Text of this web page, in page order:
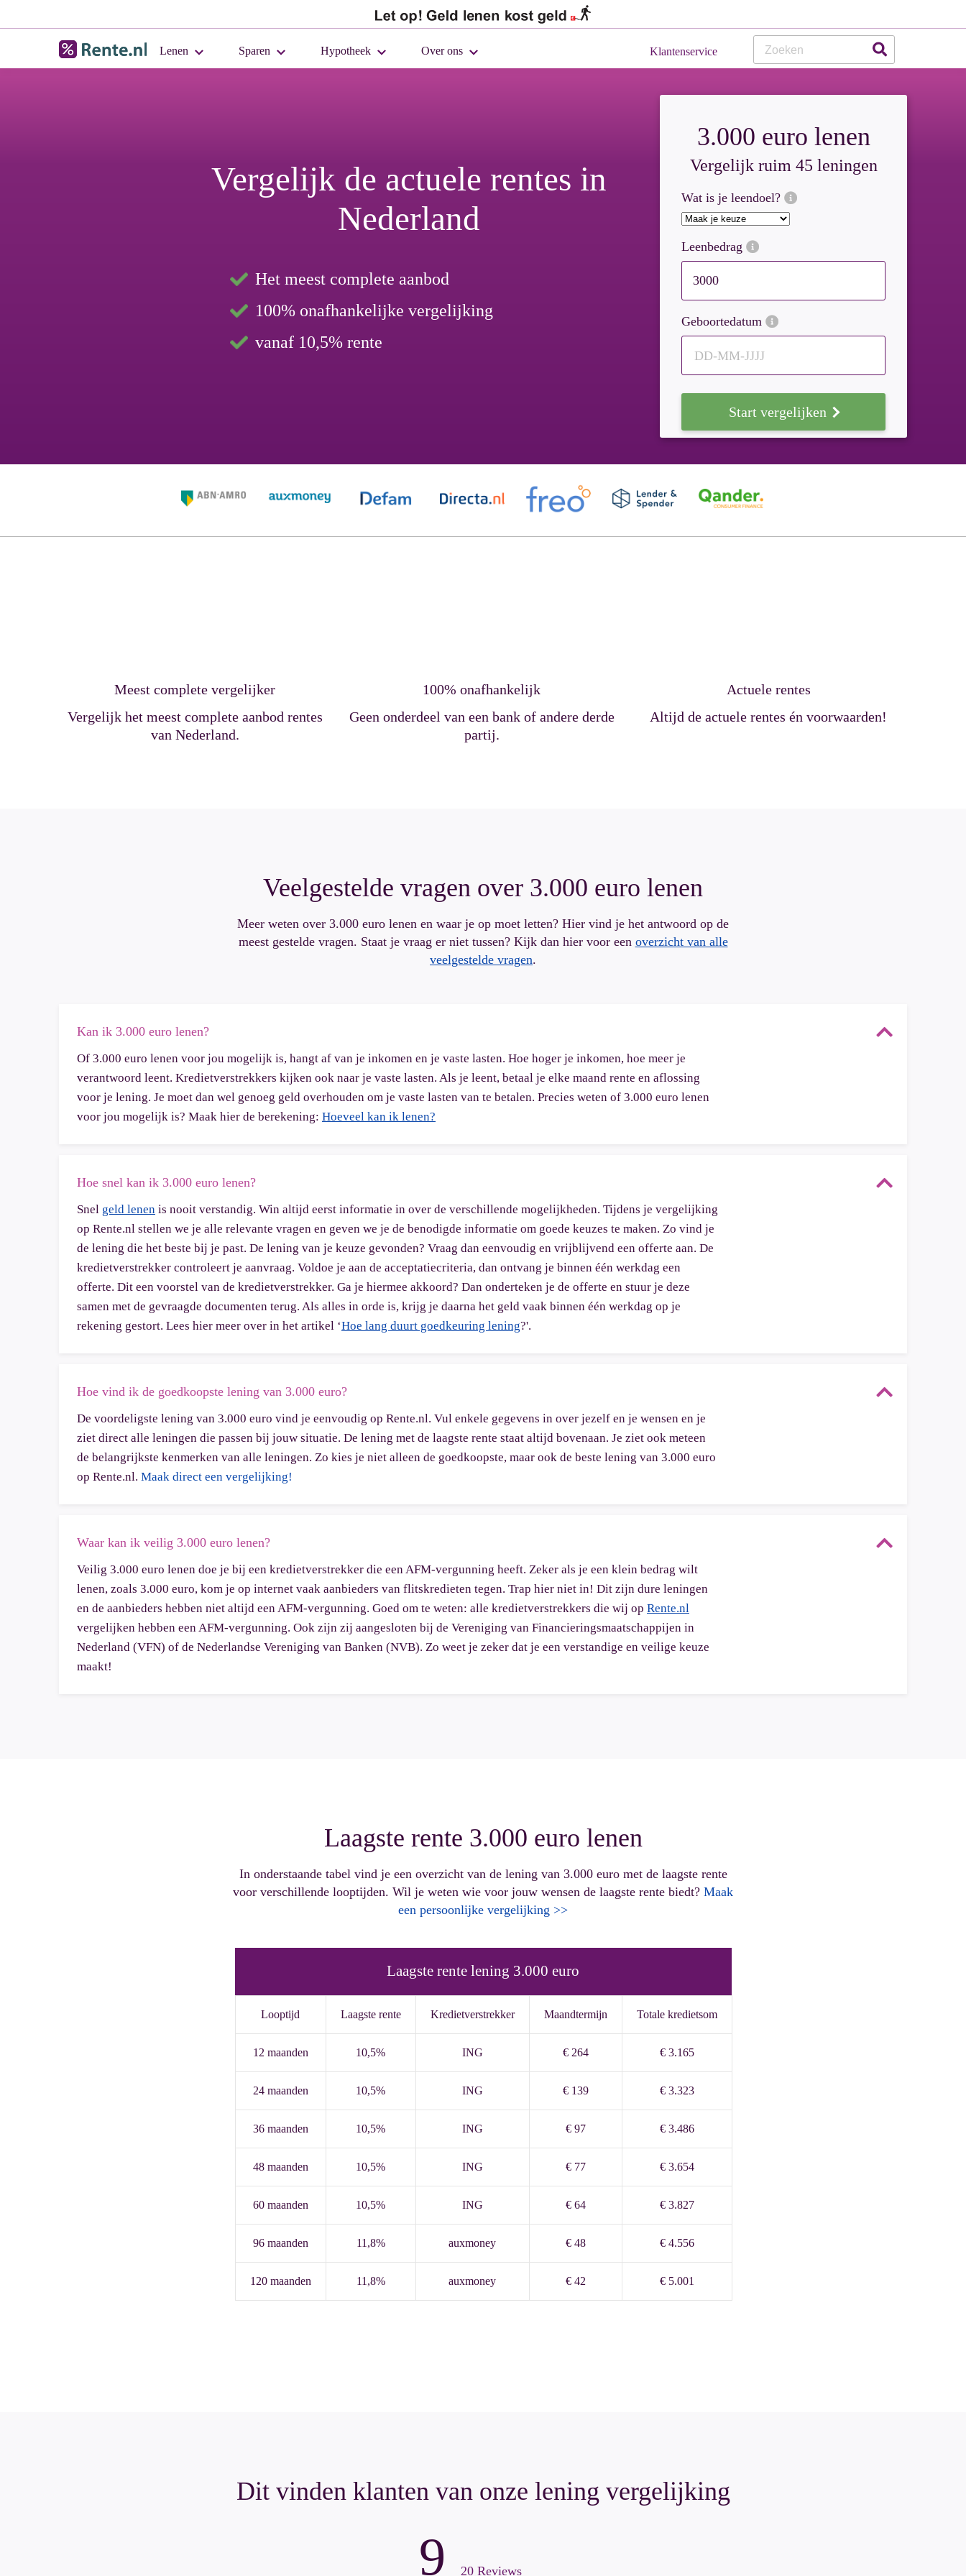
Lenen Sparen Hypotheek Over ons KlantenService
Vergelijk de actuele rentes in
Nederland
Het meest complete aanbod
100% onafhankelijke vergelijking
vanaf 10,5% rente
3.000 euro lenen
Vergelijk ruim 45 leningen
Wat is je leendoel?
Leenbedrag
Geboortedatum
DD-MM-JJJJ
Start vergelijken
Meest complete vergelijker
Vergelijk het meest complete aanbod rentes
van Nederland.
100% onafhankelijk
Geen onderdeel van een bank of andere derde
partij.
Actuele rentes
Altijd de actuele rentes én voorwaarden!
Veelgestelde vragen over 3.000 euro lenen
Meer weten over 3.000 euro lenen en waar je op moet letten? Hier vind je het antwoord op de
meest gestelde vragen. Staat je vraag er niet tussen? Kijk dan hier voor een overzicht van alle
veelgestelde vragen.
Kan ik 3.000 euro lenen?
Of 3.000 euro lenen voor jou mogelijk is, hangt af van je inkomen en je vaste lasten. Hoe hoger je inkomen, hoe meer je
verantwoord leent. Kredietverstrekkers kijken ook naar je vaste lasten. Als je leent, betaal je elke maand rente en aflossing
voor je lening. Je moet dan wel genoeg geld overhouden om je vaste lasten van te betalen. Precies weten of 3.000 euro lenen
voor jou mogelijk is? Maak hier de berekening: Hoeveel kan ik lenen?
Hoe snel kan ik 3.000 euro lenen?
Snel geld lenen is nooit verstandig. Win altijd eerst informatie in over de verschillende mogelijkheden. Tijdens je vergelijking
op Rente.nl stellen we je alle relevante vragen en geven we je de benodigde informatie om goede keuzes te maken. Zo vind je
de lening die het beste bij je past. De lening van je keuze gevonden? Vraag dan eenvoudig en vrijblijvend een offerte aan. De
kredietverstrekker controleert je aanvraag. Voldoe je aan de acceptatiecriteria, dan ontvang je binnen één werkdag een
offerte. Dit een voorstel van de kredietverstrekker. Ga je hiermee akkoord? Dan onderteken je de offerte en stuur je deze
samen met de gevraagde documenten terug. Als alles in orde is, krijg je daarna het geld vaak binnen één werkdag op je
rekening gestort. Lees hier meer over in het artikel ‘Hoe lang duurt goedkeuring lening?'.
Hoe vind ik de goedkoopste lening van 3.000 euro?
De voordeligste lening van 3.000 euro vind je eenvoudig op Rente.nl. Vul enkele gegevens in over jezelf en je wensen en je
ziet direct alle leningen die passen bij jouw situatie. De lening met de laagste rente staat altijd bovenaan. Je ziet ook meteen
de belangrijkste kenmerken van alle leningen. Zo kies je niet alleen de goedkoopste, maar ook de beste lening van 3.000 euro
op Rente.nl. Maak direct een vergelijking!
Waar kan ik veilig 3.000 euro lenen?
Veilig 3.000 euro lenen doe je bij een kredietverstrekker die een AFM-vergunning heeft. Zeker als je een klein bedrag wilt
lenen, zoals 3.000 euro, kom je op internet vaak aanbieders van flitskredieten tegen. Trap hier niet in! Dit zijn dure leningen
en de aanbieders hebben niet altijd een AFM-vergunning. Goed om te weten: alle kredietverstrekkers die wij op Rente.nl
vergelijken hebben een AFM-vergunning. Ook zijn zij aangesloten bij de Vereniging van Financieringsmaatschappijen in
Nederland (VFN) of de Nederlandse Vereniging van Banken (NVB). Zo weet je zeker dat je een verstandige en veilige keuze
maakt!
Laagste rente 3.000 euro lenen
In onderstaande tabel vind je een overzicht van de lening van 3.000 euro met de laagste rente
voor verschillende looptijden. Wil je weten wie voor jouw wensen de laagste rente biedt? Maak
een persoonlijke vergelijking >>
Laagste rente lening 3.000 euro
Looptijd Laagste rente Kredietverstrekker Maandtermijn Totale kredietsom
12 maanden 10,5% ING € 264 € 3.165
24 maanden 10,5% ING € 139 € 3.323
36 maanden 10,5% ING € 97 € 3.486
48 maanden 10,5% ING € 77 € 3.654
60 maanden 10,5% ING € 64 € 3.827
96 maanden 11,8% auxmoney € 48 € 4.556
120 maanden 11,8% auxmoney € 42 € 5.001
Dit vinden klanten van onze lening vergelijking
9 20 Reviews